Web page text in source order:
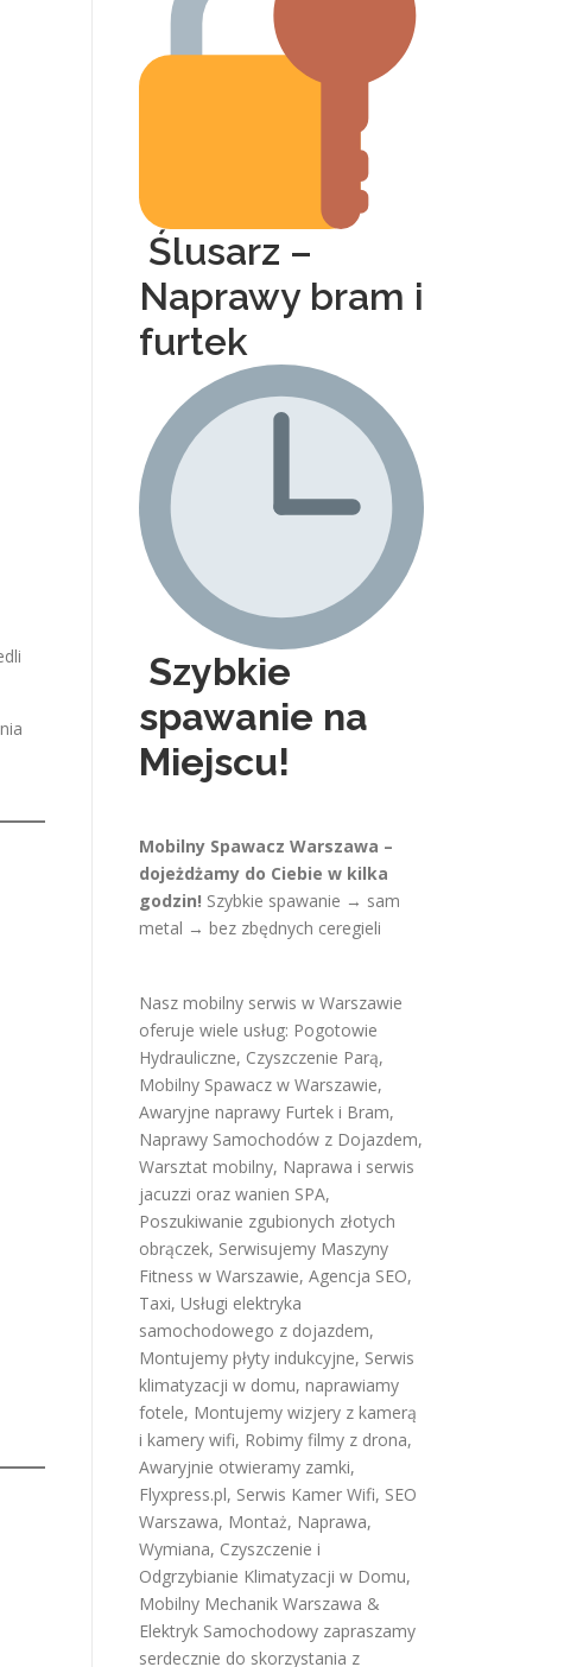
Ślusarz –
Naprawy bram i
furtek
Szybkie
spawanie na
Miejscu!
Mobilny Spawacz Warszawa –
dojeżdżamy do Ciebie w kilka
godzin! Szybkie spawanie → sam
metal → bez zbędnych ceregieli
Nasz mobilny serwis w Warszawie
oferuje wiele usług: Pogotowie
Hydrauliczne, Czyszczenie Parą,
Mobilny Spawacz w Warszawie,
Awaryjne naprawy Furtek i Bram,
Naprawy Samochodów z Dojazdem,
Warsztat mobilny, Naprawa i serwis
jacuzzi oraz wanien SPA,
Poszukiwanie zgubionych złotych
obrączek, Serwisujemy Maszyny
Fitness w Warszawie, Agencja SEO,
Taxi, Usługi elektryka
samochodowego z dojazdem,
Montujemy płyty indukcyjne, Serwis
klimatyzacji w domu, naprawiamy
fotele, Montujemy wizjery z kamerą
i kamery wifi, Robimy filmy z drona,
Awaryjnie otwieramy zamki,
Flyxpress.pl, Serwis Kamer Wifi, SEO
Warszawa, Montaż, Naprawa,
Wymiana, Czyszczenie i
Odgrzybianie Klimatyzacji w Domu,
Mobilny Mechanik Warszawa &
Elektryk Samochodowy zapraszamy
serdecznie do skorzystania z